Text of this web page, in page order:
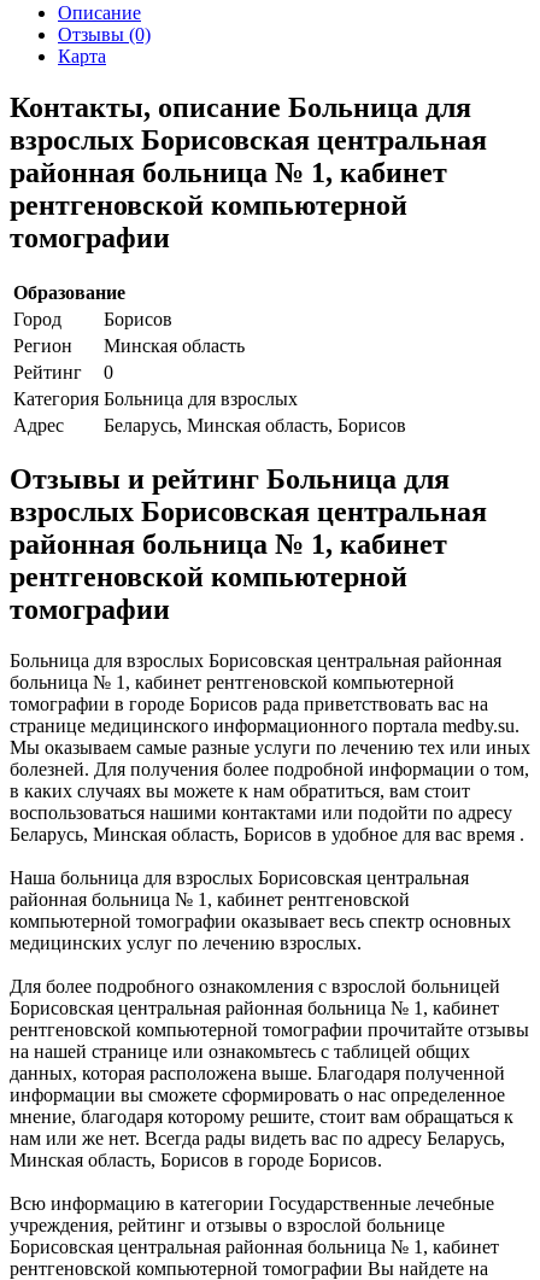
Описание
Отзывы (0)
Карта
Контакты, описание Больница для
взрослых Борисовская центральная
районная больница № 1, кабинет
рентгеновской компьютерной
томографии
Образование
Город
Борисов
Регион
Минская область
Рейтинг
0
Категория Больница для взрослых
Адрес
Беларусь, Минская область, Борисов
Отзывы и рейтинг Больница для
взрослых Борисовская центральная
районная больница № 1, кабинет
рентгеновской компьютерной
томографии
Больница для взрослых Борисовская центральная районная
больница № 1, кабинет рентгеновской компьютерной
томографии в городе Борисов рада приветствовать вас на
странице медицинского информационного портала medby.su.
Мы оказываем самые разные услуги по лечению тех или иных
болезней. Для получения более подробной информации о том,
в каких случаях вы можете к нам обратиться, вам стоит
воспользоваться нашими контактами или подойти по адресу
Беларусь, Минская область, Борисов в удобное для вас время .
Наша больница для взрослых Борисовская центральная
районная больница № 1, кабинет рентгеновской
компьютерной томографии оказывает весь спектр основных
медицинских услуг по лечению взрослых.
Для более подробного ознакомления с взрослой больницей
Борисовская центральная районная больница № 1, кабинет
рентгеновской компьютерной томографии прочитайте отзывы
на нашей странице или ознакомьтесь с таблицей общих
данных, которая расположена выше. Благодаря полученной
информации вы сможете сформировать о нас определенное
мнение, благодаря которому решите, стоит вам обращаться к
нам или же нет. Всегда рады видеть вас по адресу Беларусь,
Минская область, Борисов в городе Борисов.
Всю информацию в категории Государственные лечебные
учреждения, рейтинг и отзывы о взрослой больнице
Борисовская центральная районная больница № 1, кабинет
рентгеновской компьютерной томографии Вы найдете на